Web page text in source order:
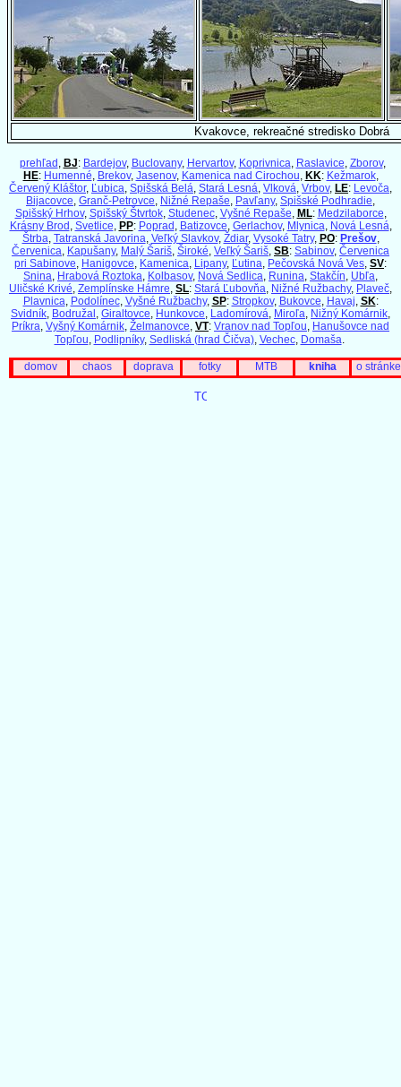
Kvakovce, rekreačné stredisko Dobrá
prehľad BJ: Bardejov, Buclovany, Hervartov, Koprivnica Raslavice Zborov,
HE: Humenné Brekov, Jasenov, Kamenica nad Cirochou KK: Kežmarok,
Červený Kláštor, Ľubica Spišská Belá Stará Lesná Vlková Vrbov, LE: Levoča
Bijacovce Granč-Petrovce Nižné Repaše Pavľany, Spišské Podhradie
Spišský Hrhov, Spišský Štvrtok, Studenec, Vyšné Repaše ML: Medzilaborce
Krásny Brod Svetlice PP: Poprad Batizovce Gerlachov, Mlynica Nová Lesná
Štrba Tatranská Javorina Veľký Slavkov, Ždiar, Vysoké Tatry, PO: Prešov,
Červenica Kapušany, Malý Šariš Široké Veľký Šariš SB: Sabinov, Červenica
pri Sabinove Hanigovce Kamenica Lipany, Ľutina Pečovská Nová Ves SV:
Snina Hrabová Roztoka Kolbasov, Nová Sedlica Runina Stakčín Ubľa
Uličské Krivé Zemplínske Hámre SL: Stará Ľubovňa Nižné Ružbachy, Plaveč
Plavnica Podolínec, Vyšné Ružbachy, SP: Stropkov, Bukovce Havaj SK:
Svidník Bodružal Giraltovce Hunkovce Ladomírová Miroľa Nižný Komárnik
Príkra Vyšný Komárnik Želmanovce VT: Vranov nad Topľou Hanušovce nad
Topľou Podlipníky, Sedliská (hrad Čičva), Vechec, Domaša
domov chaos doprava fotky MTB kniha o stránke